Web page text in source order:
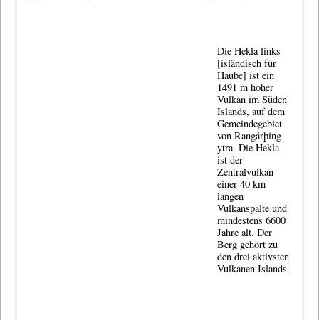
Die Heklalinks
[isländisch für
Haube] ist ein
1491 m hoher
Vulkan im Süden
Islands, auf dem
Gemeindegebiet
von Rangárþing
ytra. Die Hekla
ist der
Zentralvulkan
einer 40 km
langen
Vulkanspalte und
mindestens 6600
Jahre alt. Der
Berg gehört zu
den drei aktivsten
Vulkanen Islands.